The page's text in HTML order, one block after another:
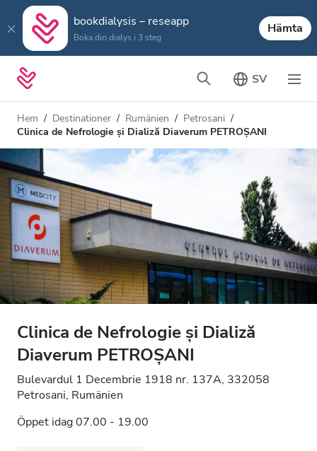
bookdialysis – reseapp
Boka din dialys i 3 steg
Hämta
SV
Hem Destinationer Rumänien
Petrosani
Clinica de Nefrologie și Dializă Diaverum PETROȘANI
Clinica de Nefrologie și Dializă
Diaverum PETROȘANI
Bulevardul 1 Decembrie 1918 nr. 137A, 332058
Petrosani, Rumänien
Öppet idag 07.00 - 19.00